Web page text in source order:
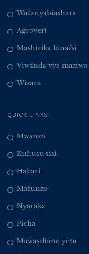
Wafanyabiashara
Agrovert
Mashirika binafsi
Viwanda vya maziwa
Wizara
QUICK LINKS
Mwanzo
Kuhusu sisi
Habari
Mafunzo
Nyaraka
Picha
Mawasiliano yetu